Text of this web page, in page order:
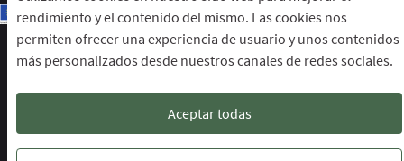
rendimiento y el contenido del mismo. Las cookies nos
permiten ofrecer una experiencia de usuario y unos contenidos
más personalizados desde nuestros canales de redes sociales.
Aceptar todas
Escuela de Participación Ciudadana
Área de Participación Ciudadana
Descargar ficheros de datos abiertos
Configuración de cookies